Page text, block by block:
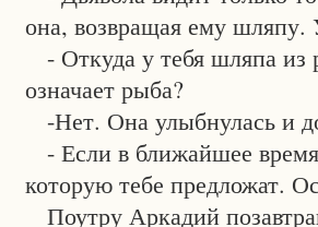
она, возвращая ему шляпу.
- Откуда у тебя шляпа
означает рыба?
-Нет. Она улыбнулась и
- Если в ближайшее
которую тебе предложат.
Поутру Аркадий